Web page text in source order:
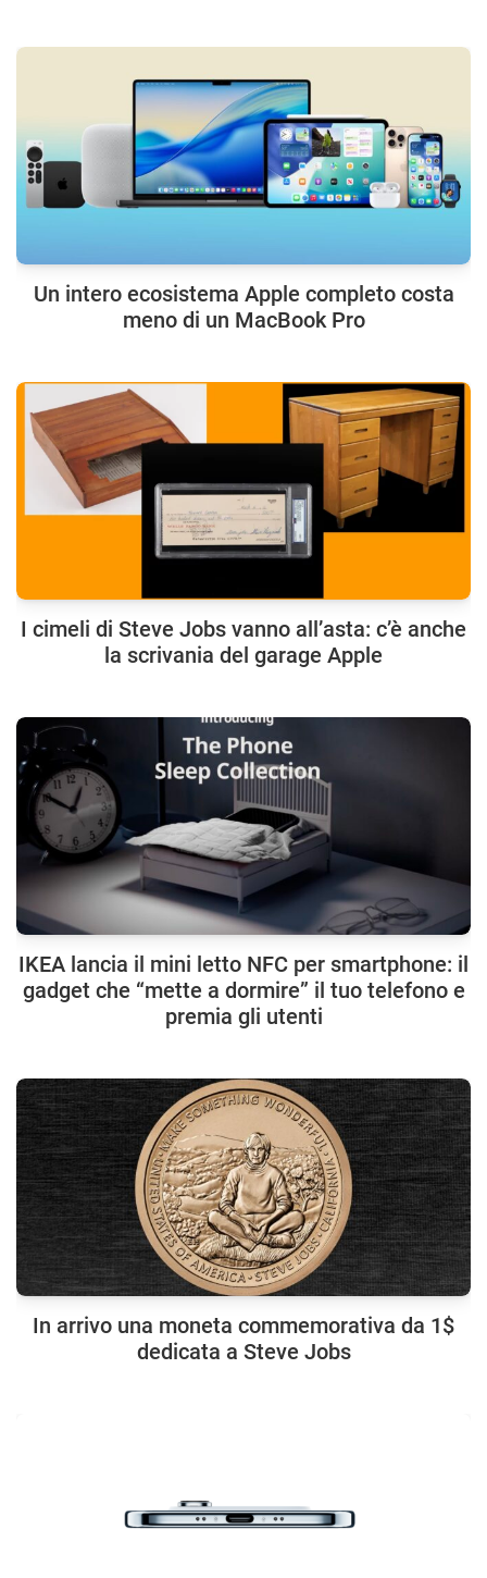
Un intero ecosistema Apple completo costa
meno di un MacBook Pro
I cimeli di Steve Jobs vanno all’asta: c’è anche
la scrivania del garage Apple
IKEA lancia il mini letto NFC per smartphone: il
gadget che “mette a dormire” il tuo telefono e
premia gli utenti
In arrivo una moneta commemorativa da 1$
dedicata a Steve Jobs